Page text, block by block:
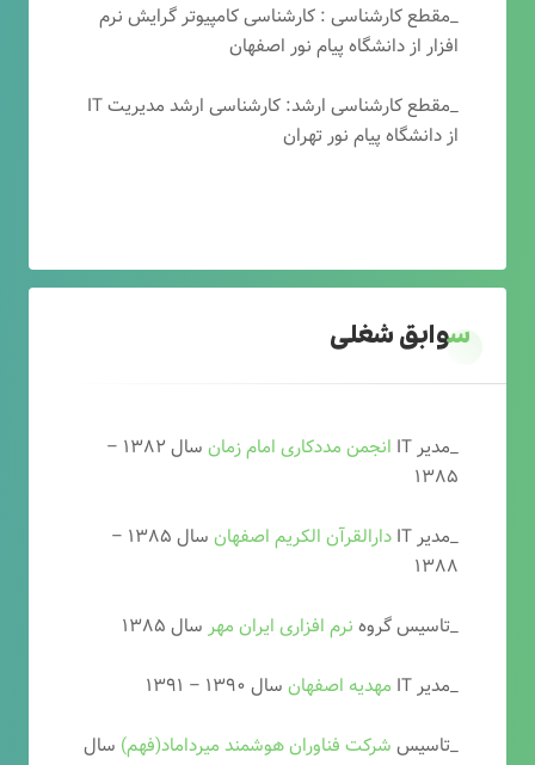
_مقطع کارشناسی : کارشناسی کامپیوتر گرایش نرم
افزار از دانشگاه پیام نور اصفهان
_مقطع کارشناسی ارشد: کارشناسی ارشد مدیریت IT
از دانشگاه پیام نور تهران
سوابق شغلی
_مدیر IT انجمن مددکاری امام زمان
سال ۱۳۸۲ –
۱۳۸۵
_مدیر IT
دارالقرآن الکریم اصفهان
سال ۱۳۸۵ –
۱۳۸۸
_تاسیس گروه نرم افزاری ایران مهر سال ۱۳۸۵
_مدیر IT
مهدیه اصفهان سال ۱۳۹۰ – ۱۳۹۱
_تاسیس شرکت فناوران هوشمند میرداماد(فهم) سال